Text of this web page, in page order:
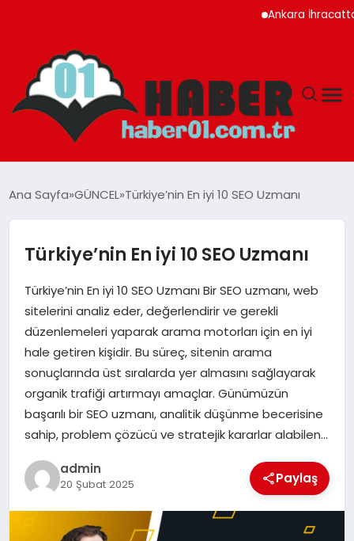
Ankara İhracatta Rekor
ADANA
YAŞAM
GÜNDEM
MAGAZIN
EĞITIM
TEKNOLOJI
Ana Sayfa GÜNCEL Türkiye’nin En iyi 10 SEO Uzmanı
Türkiye’nin En iyi 10 SEO Uzmanı
Türkiye’nin En iyi 10 SEO Uzmanı Bir SEO uzmanı, web
sitelerini analiz eder, değerlendirir ve gerekli
düzenlemeleri yaparak arama motorları için en iyi
hale getiren kişidir. Bu süreç, sitenin arama
sonuçlarında üst sıralarda yer almasını sağlayarak
organik trafiği artırmayı amaçlar. Günümüzün
başarılı bir SEO uzmanı, analitik düşünme becerisine
sahip, problem çözücü ve stratejik kararlar alabilen…
admin
20 Şubat 2025 Paylaş